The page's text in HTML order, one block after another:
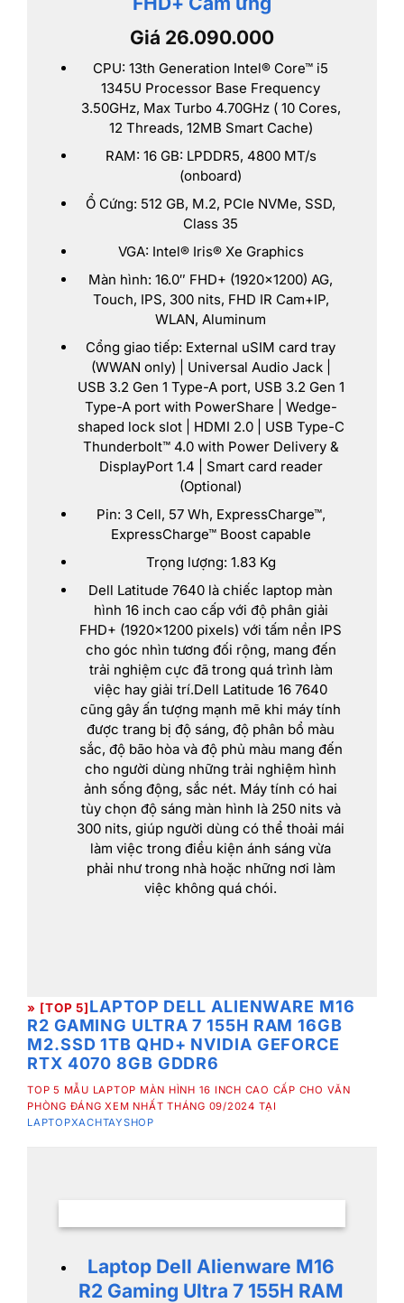
Giá 26.090.000
CPU: 13th Generation Intel® Core™ i5
1345U Processor Base Frequency
3.50GHz, Max Turbo 4.70GHz ( 10 Cores,
12 Threads, 12MB Smart Cache)
RAM: 16 GB: LPDDR5, 4800 MT/s
(onboard)
Ổ Cứng: 512 GB, M.2, PCIe NVMe, SSD,
Class 35
VGA: Intel® Iris® Xe Graphics
Màn hình: 16.0″ FHD+ (1920×1200) AG,
Touch, IPS, 300 nits, FHD IR Cam+IP,
WLAN, Aluminum
Cổng giao tiếp: External uSIM card tray
(WWAN only) | Universal Audio Jack |
USB 3.2 Gen 1 Type-A port, USB 3.2 Gen 1
Type-A port with PowerShare | Wedge-
shaped lock slot | HDMI 2.0 | USB Type-C
Thunderbolt™ 4.0 with Power Delivery &
DisplayPort 1.4 | Smart card reader
(Optional)
Pin: 3 Cell, 57 Wh, ExpressCharge™,
ExpressCharge™ Boost capable
Trọng lượng: 1.83 Kg
Dell Latitude 7640 là chiếc laptop màn
hình 16 inch cao cấp với độ phân giải
FHD+ (1920×1200 pixels) với tấm nền IPS
cho góc nhìn tương đối rộng, mang đến
trải nghiệm cực đã trong quá trình làm
việc hay giải trí.Dell Latitude 16 7640
cũng gây ấn tượng mạnh mẽ khi máy tính
được trang bị độ sáng, độ phân bổ màu
sắc, độ bão hòa và độ phủ màu mang đến
cho người dùng những trải nghiệm hình
ảnh sống động, sắc nét. Máy tính có hai
tùy chọn độ sáng màn hình là 250 nits và
300 nits, giúp người dùng có thể thoải mái
làm việc trong điều kiện ánh sáng vừa
phải như trong nhà hoặc những nơi làm
việc không quá chói.
» [TOP 5]LAPTOP DELL ALIENWARE M16
R2 GAMING ULTRA 7 155H RAM 16GB
M2.SSD 1TB QHD+ NVIDIA GEFORCE
RTX 4070 8GB GDDR6
TOP 5 MẪU LAPTOP MÀN HÌNH 16 INCH CAO CẤP CHO VĂN
PHÒNG ĐÁNG XEM NHẤT THÁNG 09/2024 TẠI
LAPTOPXACHTAYSHOP
Laptop Dell Alienware M16
R2 Gaming Ultra 7 155H RAM